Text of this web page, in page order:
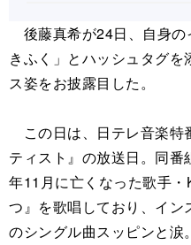
後藤真希が24日、自身の
きふく」とハッシュタグを
ス姿をお披露目した。
この日は、日テレ音楽特
ティスト』の放送日。同
年11月に亡くなった歌手
つ』を歌唱しており、イ
のシングル曲スッピンと涙